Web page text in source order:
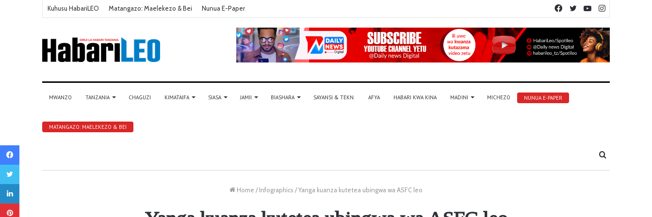
Kuhusu HabariLEO Matangazo: Maelekezo & Bei Nunua E-Paper YouTube
Twitter
Facebook
MWANZO TANZANIA CHAGUZI KIMATAIFA SIASA JAMII BIASHARA SAYANSI & TEKN. AFYA HABARI KWA KINA MADINI MICHEZO NUNUA E-PAPER
MATANGAZO: MAELEKEZO & BEI
Tafuta
Home / Infographics /Yanga kuanza kutetea ubingwa wa ASFC leo